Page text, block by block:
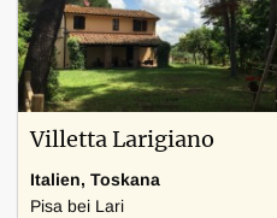
Villetta Larigiano
Italien, Toskana
Pisa bei Lari